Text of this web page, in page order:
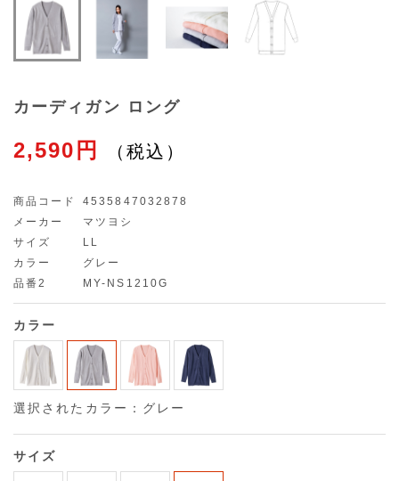
カーディガン ロング
2,590円
商品コード
4535847032878
メーカー
マツヨシ
サイズ
LL
カラー
グレー
品番2
MY-NS1210G
カラー
選択されたカラー：グレー
サイズ